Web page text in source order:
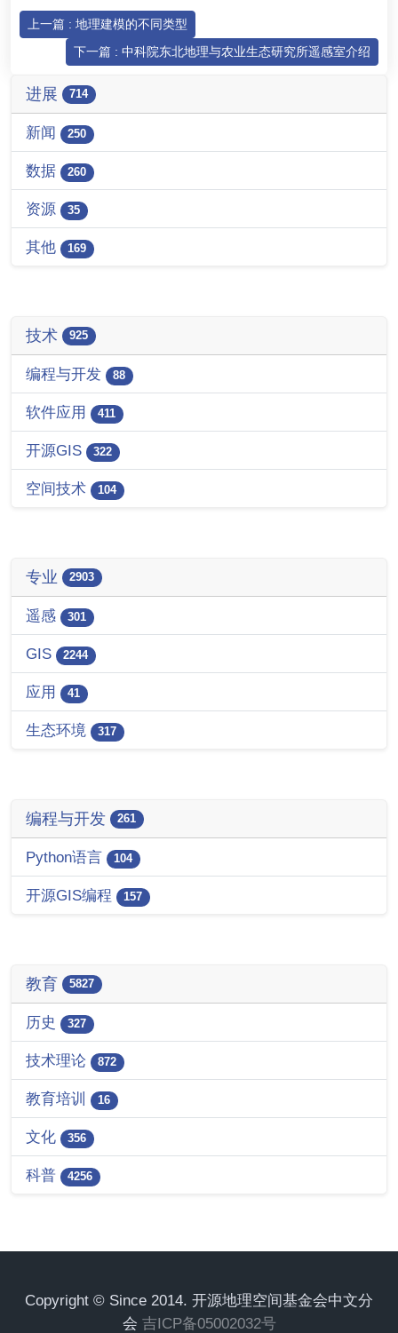
上一篇 : 地理建模的不同类型
下一篇 : 中科院东北地理与农业生态研究所遥感室介绍
进展 714
新闻 250
数据 260
资源 35
其他 169
技术 925
编程与开发 88
软件应用 411
开源GIS 322
空间技术 104
专业 2903
遥感 301
GIS 2244
应用 41
生态环境 317
编程与开发 261
Python语言 104
开源GIS编程 157
教育 5827
历史 327
技术理论 872
教育培训 16
文化 356
科普 4256
Copyright © Since 2014. 开源地理空间基金会中文分
会 吉ICP备05002032号